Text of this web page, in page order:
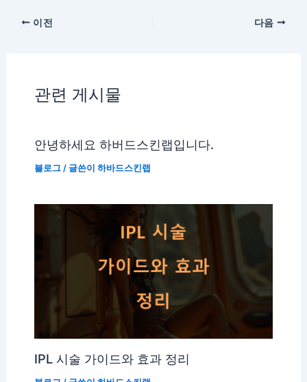
이전 다음
관련 게시물
안녕하세요 하버드스킨랩입니다.
블로그/ 글쓴이 하바드스킨랩
IPL 시술 가이드와 효과 정리